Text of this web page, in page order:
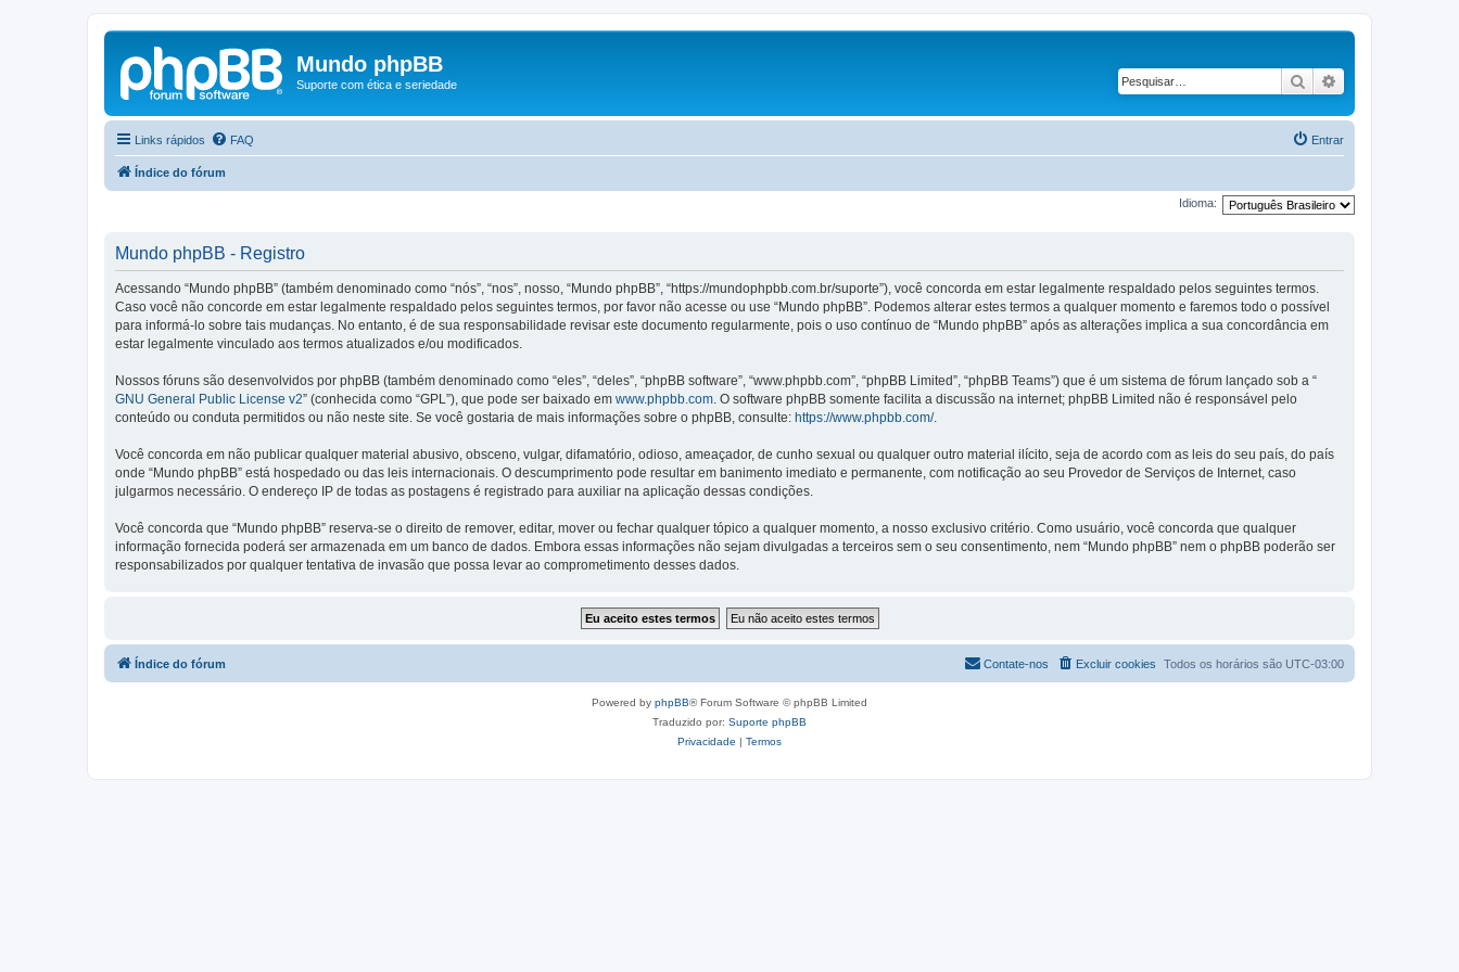
Mundo phpBB
Suporte com ética e seriedade Pesquisar
Links rápidos FAQ Entrar
Índice do fórum
Idioma:
Mundo phpBB - Registro
Acessando “Mundo phpBB” (também denominado como “nós”, “nos”, nosso, “Mundo phpBB”, “https://mundophpbb.com.br/suporte”), você concorda em estar legalmente respaldado pelos seguintes termos.
Caso você não concorde em estar legalmente respaldado pelos seguintes termos, por favor não acesse ou use “Mundo phpBB”. Podemos alterar estes termos a qualquer momento e faremos todo o possível
para informá-lo sobre tais mudanças. No entanto, é de sua responsabilidade revisar este documento regularmente, pois o uso contínuo de “Mundo phpBB” após as alterações implica a sua concordância em
estar legalmente vinculado aos termos atualizados e/ou modificados.
Nossos fóruns são desenvolvidos por phpBB (também denominado como “eles”, “deles”, “phpBB software”, “www.phpbb.com”, “phpBB Limited”, “phpBB Teams”) que é um sistema de fórum lançado sob a “
GNU General Public License v2” (conhecida como “GPL”), que pode ser baixado em www.phpbb.com. O software phpBB somente facilita a discussão na internet; phpBB Limited não é responsável pelo
conteúdo ou conduta permitidos ou não neste site. Se você gostaria de mais informações sobre o phpBB, consulte: https://www.phpbb.com/.
Você concorda em não publicar qualquer material abusivo, obsceno, vulgar, difamatório, odioso, ameaçador, de cunho sexual ou qualquer outro material ilícito, seja de acordo com as leis do seu país, do país
onde “Mundo phpBB” está hospedado ou das leis internacionais. O descumprimento pode resultar em banimento imediato e permanente, com notificação ao seu Provedor de Serviços de Internet, caso
julgarmos necessário. O endereço IP de todas as postagens é registrado para auxiliar na aplicação dessas condições.
Você concorda que “Mundo phpBB” reserva-se o direito de remover, editar, mover ou fechar qualquer tópico a qualquer momento, a nosso exclusivo critério. Como usuário, você concorda que qualquer
informação fornecida poderá ser armazenada em um banco de dados. Embora essas informações não sejam divulgadas a terceiros sem o seu consentimento, nem “Mundo phpBB” nem o phpBB poderão ser
responsabilizados por qualquer tentativa de invasão que possa levar ao comprometimento desses dados.
Índice do fórum Todos os horários são UTC-03:00
Excluir cookies
Contate-nos
Powered by phpBB® Forum Software © phpBB Limited
Traduzido por: Suporte phpBB
Privacidade | Termos